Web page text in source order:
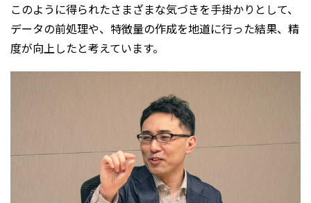
このように得られたさまざまな気づきを手掛かりとして、
データの前処理や、特徴量の作成を地道に行った結果、精
度が向上したと考えています。